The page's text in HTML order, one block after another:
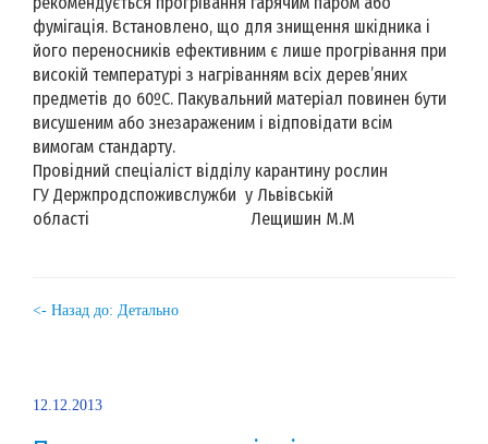
фумігація. Встановлено, що для знищення шкідника і
його переносників ефективним є лише прогрівання при
високій температурі з нагріванням всіх дерев’яних
предметів до 60ºС. Пакувальний матеріал повинен бути
висушеним або знезараженим і відповідати всім
вимогам стандарту.
Провідний спеціаліст відділу карантину рослин
ГУ Держпродспоживслужби у Львівській
області Лещишин М.М
<- Назад до: Детально
12.12.2013